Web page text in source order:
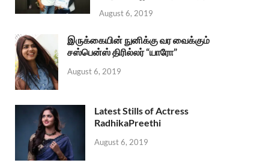
August 6, 2019
இருக்கையின் நுனிக்கு வர வைக்கும்
சஸ்பென்ஸ் திரில்லர் “யாரோ”
August 6, 2019
Latest Stills of Actress
RadhikaPreethi
August 6, 2019